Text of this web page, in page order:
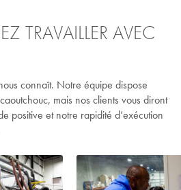
TRAVAILLER AVEC
connaît. Notre équipe dispose
mais nos clients vous diront
positive et notre rapidité d’exécution